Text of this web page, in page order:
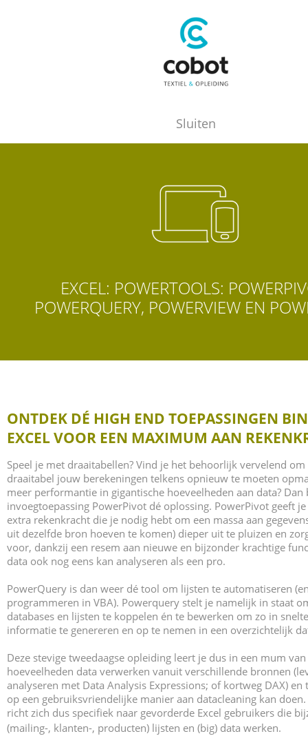
Sluiten
EXCEL: POWERTOOLS:
POWERQUERY, POWERVIEW EN
ONTDEK DÉ HIGH END TOEPASSINGEN
EXCEL VOOR EEN MAXIMUM AAN
Speel je met draaitabellen? Vind je het behoorlijk vervelend
draaitabel jouw berekeningen telkens opnieuw te moeten
meer performantie in gigantische hoeveelheden aan data? Dan
invoegtoepassing PowerPivot dé oplossing. PowerPivot geeft
extra rekenkracht die je nodig hebt om een massa aan
uit dezelfde bron hoeven te komen) dieper uit te pluizen en
voor, dankzij een resem aan nieuwe en bijzonder krachtige
data ook nog eens kan analyseren als een pro.
PowerQuery is dan weer dé tool om lijsten te automatiseren
programmeren in VBA). Powerquery stelt je namelijk in staat
databases en lijsten te koppelen én te bewerken om zo in
informatie te genereren en op te nemen in een overzichtelijk
Deze stevige tweedaagse opleiding leert je dus in een mum
hoeveelheden data verwerken vanuit verschillende bronnen
analyseren met Data Analysis Expressions; of kortweg DAX) en
op een gebruiksvriendelijke manier aan datacleaning kan doen.
richt zich dus specifiek naar gevorderde Excel gebruikers die
(mailing-, klanten-, producten) lijsten en (big) data werken.